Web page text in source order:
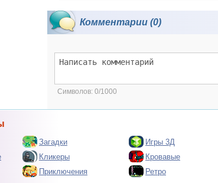
Комментарии (0)
Символов: 0/1000
Загадки Игры 3Д
Кликеры Кровавые
Приключения Ретро